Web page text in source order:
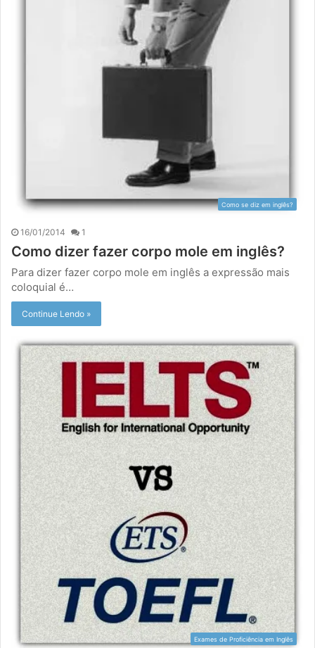
Como se diz em inglês?
16/01/2014 1
Como dizer fazer corpo mole em inglês?
Para dizer fazer corpo mole em inglês a expressão mais
coloquial é…
Continue Lendo »
Exames de Proficiência em Inglês